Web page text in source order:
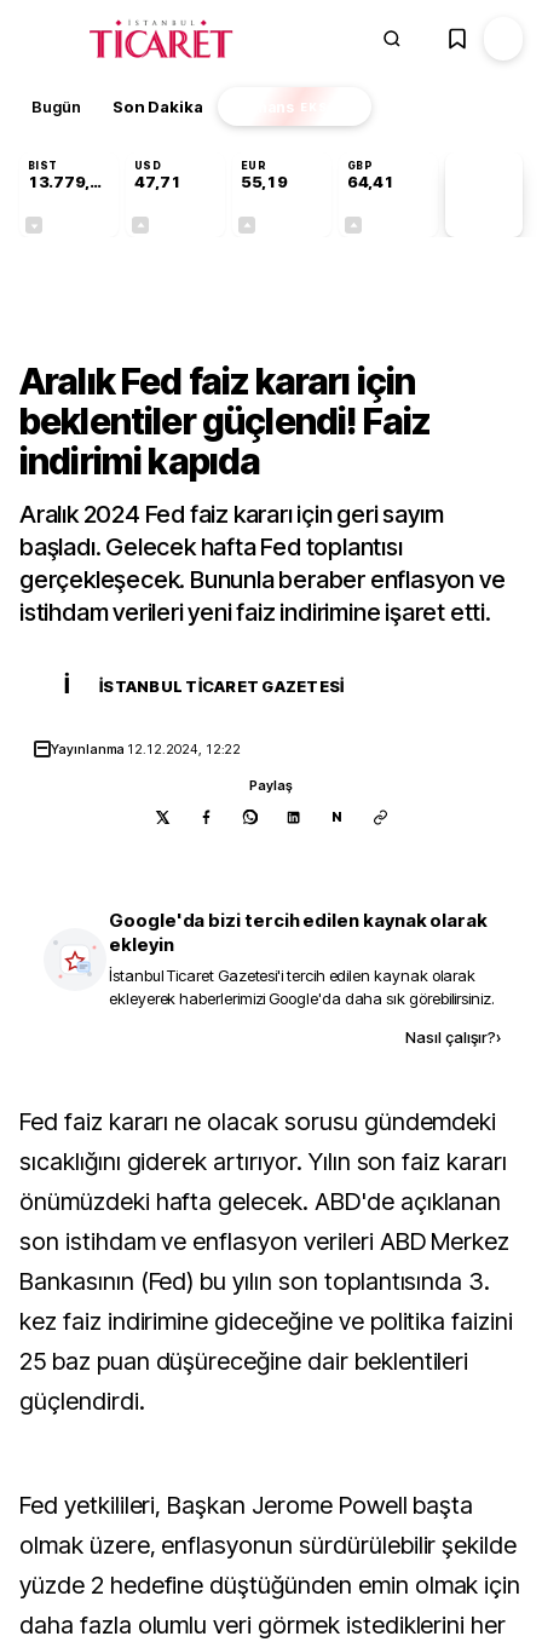
Bugün Son Dakika Finans EKSTRA
BIST
13.779,39
USD
47,71
EUR
55,19
GBP
64,41
Aralık Fed faiz kararı için
beklentiler güçlendi! Faiz
indirimi kapıda
Aralık 2024 Fed faiz kararı için geri sayım
başladı. Gelecek hafta Fed toplantısı
gerçekleşecek. Bununla beraber enflasyon ve
istihdam verileri yeni faiz indirimine işaret etti.
İ İSTANBUL TICARET GAZETESI
Yayınlanma 12.12.2024, 12:22
Paylaş
N
Google'da bizi tercih edilen kaynak olarak
ekleyin
İstanbul Ticaret Gazetesi'i tercih edilen kaynak olarak
ekleyerek haberlerimizi Google'da daha sık görebilirsiniz.
Nasıl çalışır?›
Fed faiz kararı ne olacak sorusu gündemdeki
sıcaklığını giderek artırıyor. Yılın son faiz kararı
önümüzdeki hafta gelecek. ABD'de açıklanan
son istihdam ve enflasyon verileri ABD Merkez
Bankasının (Fed) bu yılın son toplantısında 3.
kez faiz indirimine gideceğine ve politika faizini
25 baz puan düşüreceğine dair beklentileri
güçlendirdi.
Fed yetkilileri, Başkan Jerome Powell başta
olmak üzere, enflasyonun sürdürülebilir şekilde
yüzde 2 hedefine düştüğünden emin olmak için
daha fazla olumlu veri görmek istediklerini her